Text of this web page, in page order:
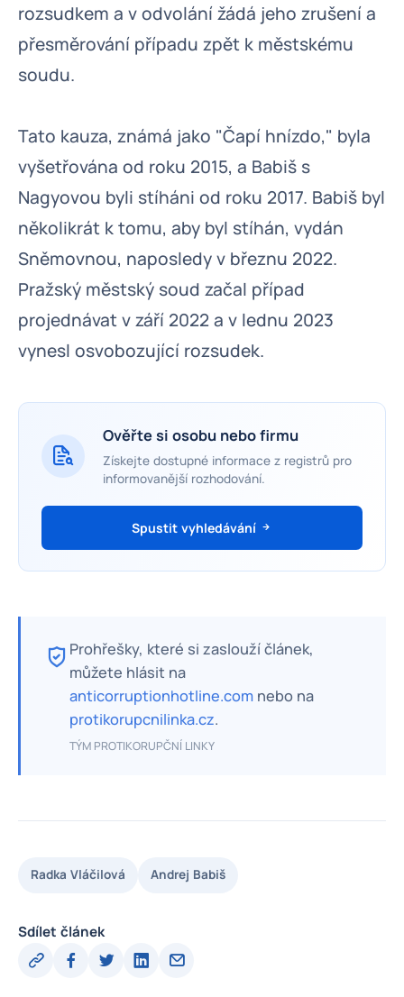
rozsudkem a v odvolání žádá jeho zrušení a
přesměrování případu zpět k městskému
soudu.
Tato kauza, známá jako "Čapí hnízdo," byla
vyšetřována od roku 2015, a Babiš s
Nagyovou byli stíháni od roku 2017. Babiš byl
několikrát k tomu, aby byl stíhán, vydán
Sněmovnou, naposledy v březnu 2022.
Pražský městský soud začal případ
projednávat v září 2022 a v lednu 2023
vynesl osvobozující rozsudek.
Ověřte si osobu nebo firmu
Získejte dostupné informace z registrů pro
informovanější rozhodování.
Spustit vyhledávání
Prohřešky, které si zaslouží článek,
můžete hlásit na
anticorruptionhotline.com nebo na
protikorupcnilinka.cz.
TÝM PROTIKORUPČNÍ LINKY
Radka Vláčilová Andrej Babiš
Sdílet článek